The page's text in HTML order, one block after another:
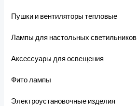
Пушки и вентиляторы тепловые
Лампы для настольных светильников
Аксессуары для освещения
Фито лампы
Электроустановочные изделия